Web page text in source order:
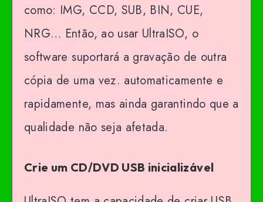
como: IMG, CCD, SUB, BIN, CUE,
NRG… Então, ao usar UltraISO, o
software suportará a gravação de outra
cópia de uma vez. automaticamente e
rapidamente, mas ainda garantindo que a
qualidade não seja afetada.
Crie um CD/DVD USB inicializável